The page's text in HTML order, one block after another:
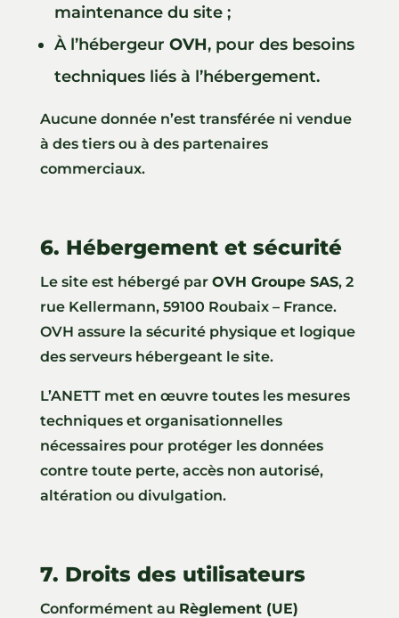
maintenance du site ;
À l’hébergeur OVH, pour des besoins
techniques liés à l’hébergement.
Aucune donnée n’est transférée ni vendue
à des tiers ou à des partenaires
commerciaux.
6. Hébergement et sécurité
Le site est hébergé par OVH Groupe SAS, 2
rue Kellermann, 59100 Roubaix – France.
OVH assure la sécurité physique et logique
des serveurs hébergeant le site.
L’ANETT met en œuvre toutes les mesures
techniques et organisationnelles
nécessaires pour protéger les données
contre toute perte, accès non autorisé,
altération ou divulgation.
7. Droits des utilisateurs
Conformément au Règlement (UE)